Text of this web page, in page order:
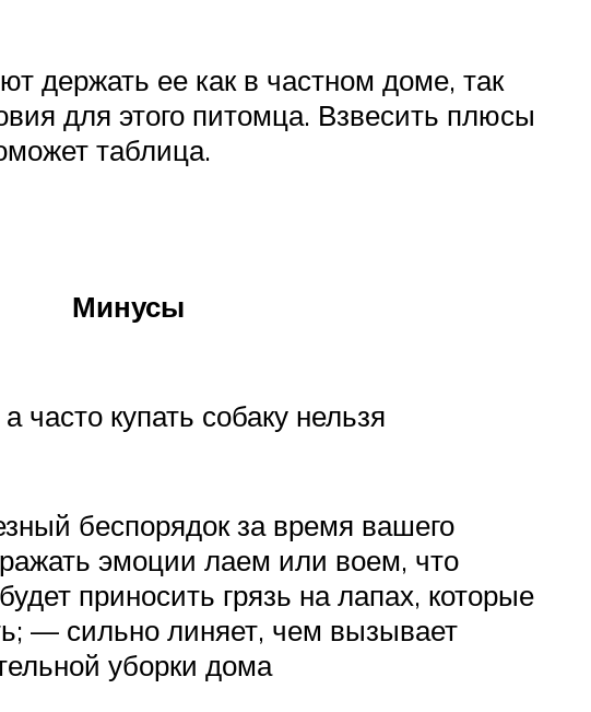
держать ее как в частном доме, так
для этого питомца. Взвесить плюсы
таблица.
Минусы
часто купать собаку нельзя
беспорядок за время вашего
эмоции лаем или воем, что
приносить грязь на лапах, которые
— сильно линяет, чем вызывает
уборки дома